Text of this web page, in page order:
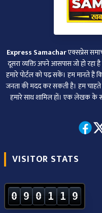
Express Samacharएक्सप्रेस
दूसरा व्‍यक्ति अपने आसपास जो हो रहा
हमारे पोर्टल को पढ़ सकें। हम मानते हैं
जनता की मदद कर सकती है। हम
हमारे साथ शामिल हों। एक लेखक
VISITOR STATS
0 9 0 1 1 9